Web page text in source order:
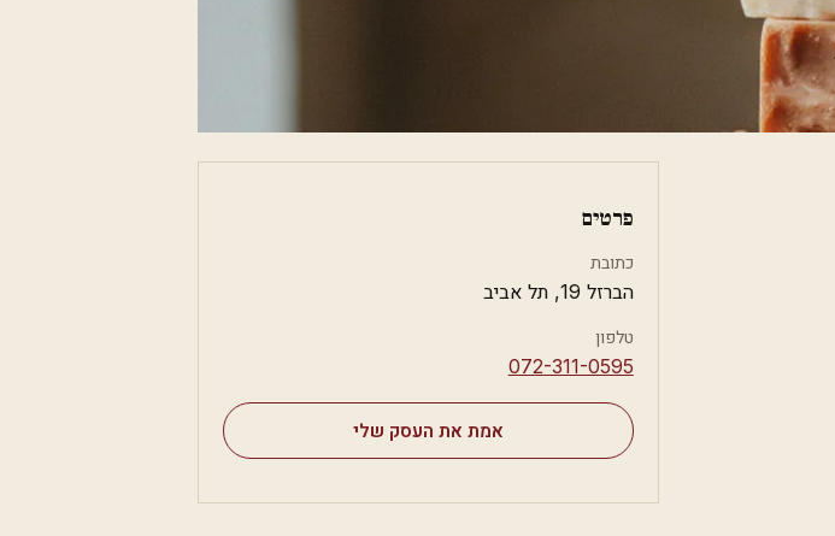
פרטים
כתובת
הברזל 19, תל אביב
טלפון
⁦072-311-0595⁩
אמת את העסק שלי